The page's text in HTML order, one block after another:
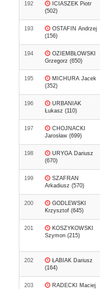
192
ICIASZEK Piotr
(502)
193
OSTAFIN Andrzej
(156)
194
OZIEMBŁOWSKI
Grzegorz (650)
195
MICHURA Jacek
(352)
196
URBANIAK
Łukasz (110)
197
CHOJNACKI
Jarosław (699)
198
URYGA Dariusz
(670)
199
SZAFRAN
Arkadiusz (570)
200
GODLEWSKI
Krzysztof (645)
201
KOSZYKOWSKI
Szymon (215)
202
ŁABIAK Dariusz
(164)
203
RADECKI Maciej